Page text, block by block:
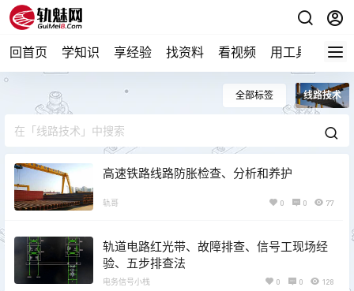
回首页 学知识 享经验 找资料 看视频 用工具 论技
全部标签 线路技术
高速铁路线路防胀检查、分析和养护
轨哥 0 0 77
轨道电路红光带、故障排查、信号工现场经
验、五步排查法
电务信号小栈 0 0 128